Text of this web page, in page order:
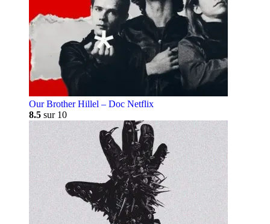
Our Brother Hillel – Doc Netflix
8.5 sur 10